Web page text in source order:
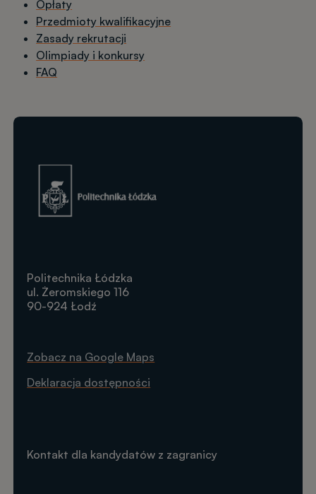
Opłaty
Przedmioty kwalifikacyjne
Zasady rekrutacji
Olimpiady i konkursy
FAQ
Obraz
Politechnika Łódzka
ul. Żeromskiego 116
90-924 Łodź
Zobacz na Google Maps
Deklaracja dostępności
Kontakt dla kandydatów z zagranicy